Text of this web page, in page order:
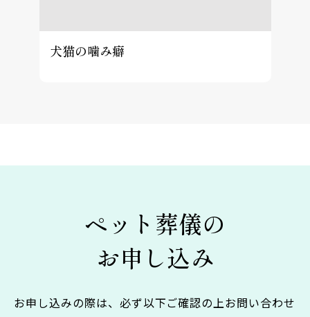
犬猫の噛み癖
ペット葬儀の
お申し込み
お申し込みの際は、必ず以下ご確認の上お問い合わせ